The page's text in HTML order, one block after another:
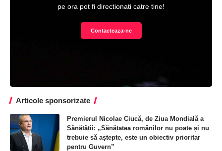
pe ora pot fi directionati catre tine!
Contacteaza-ne
Articole sponsorizate
Premierul Nicolae Ciucă, de Ziua Mondială a
Sănătății: „Sănătatea românilor nu poate și nu
trebuie să aștepte, este un obiectiv prioritar
pentru Guvern”